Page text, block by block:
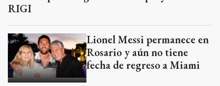
RIGI
Lionel Messi permanece en
Rosario y aún no tiene
fecha de regreso a Miami